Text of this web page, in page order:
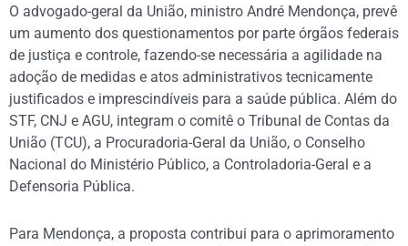
O advogado-geral da União, ministro André Mendonça, prevê
um aumento dos questionamentos por parte órgãos federais
de justiça e controle, fazendo-se necessária a agilidade na
adoção de medidas e atos administrativos tecnicamente
justificados e imprescindíveis para a saúde pública. Além do
STF, CNJ e AGU, integram o comitê o Tribunal de Contas da
União (TCU), a Procuradoria-Geral da União, o Conselho
Nacional do Ministério Público, a Controladoria-Geral e a
Defensoria Pública.
Para Mendonça, a proposta contribui para o aprimoramento